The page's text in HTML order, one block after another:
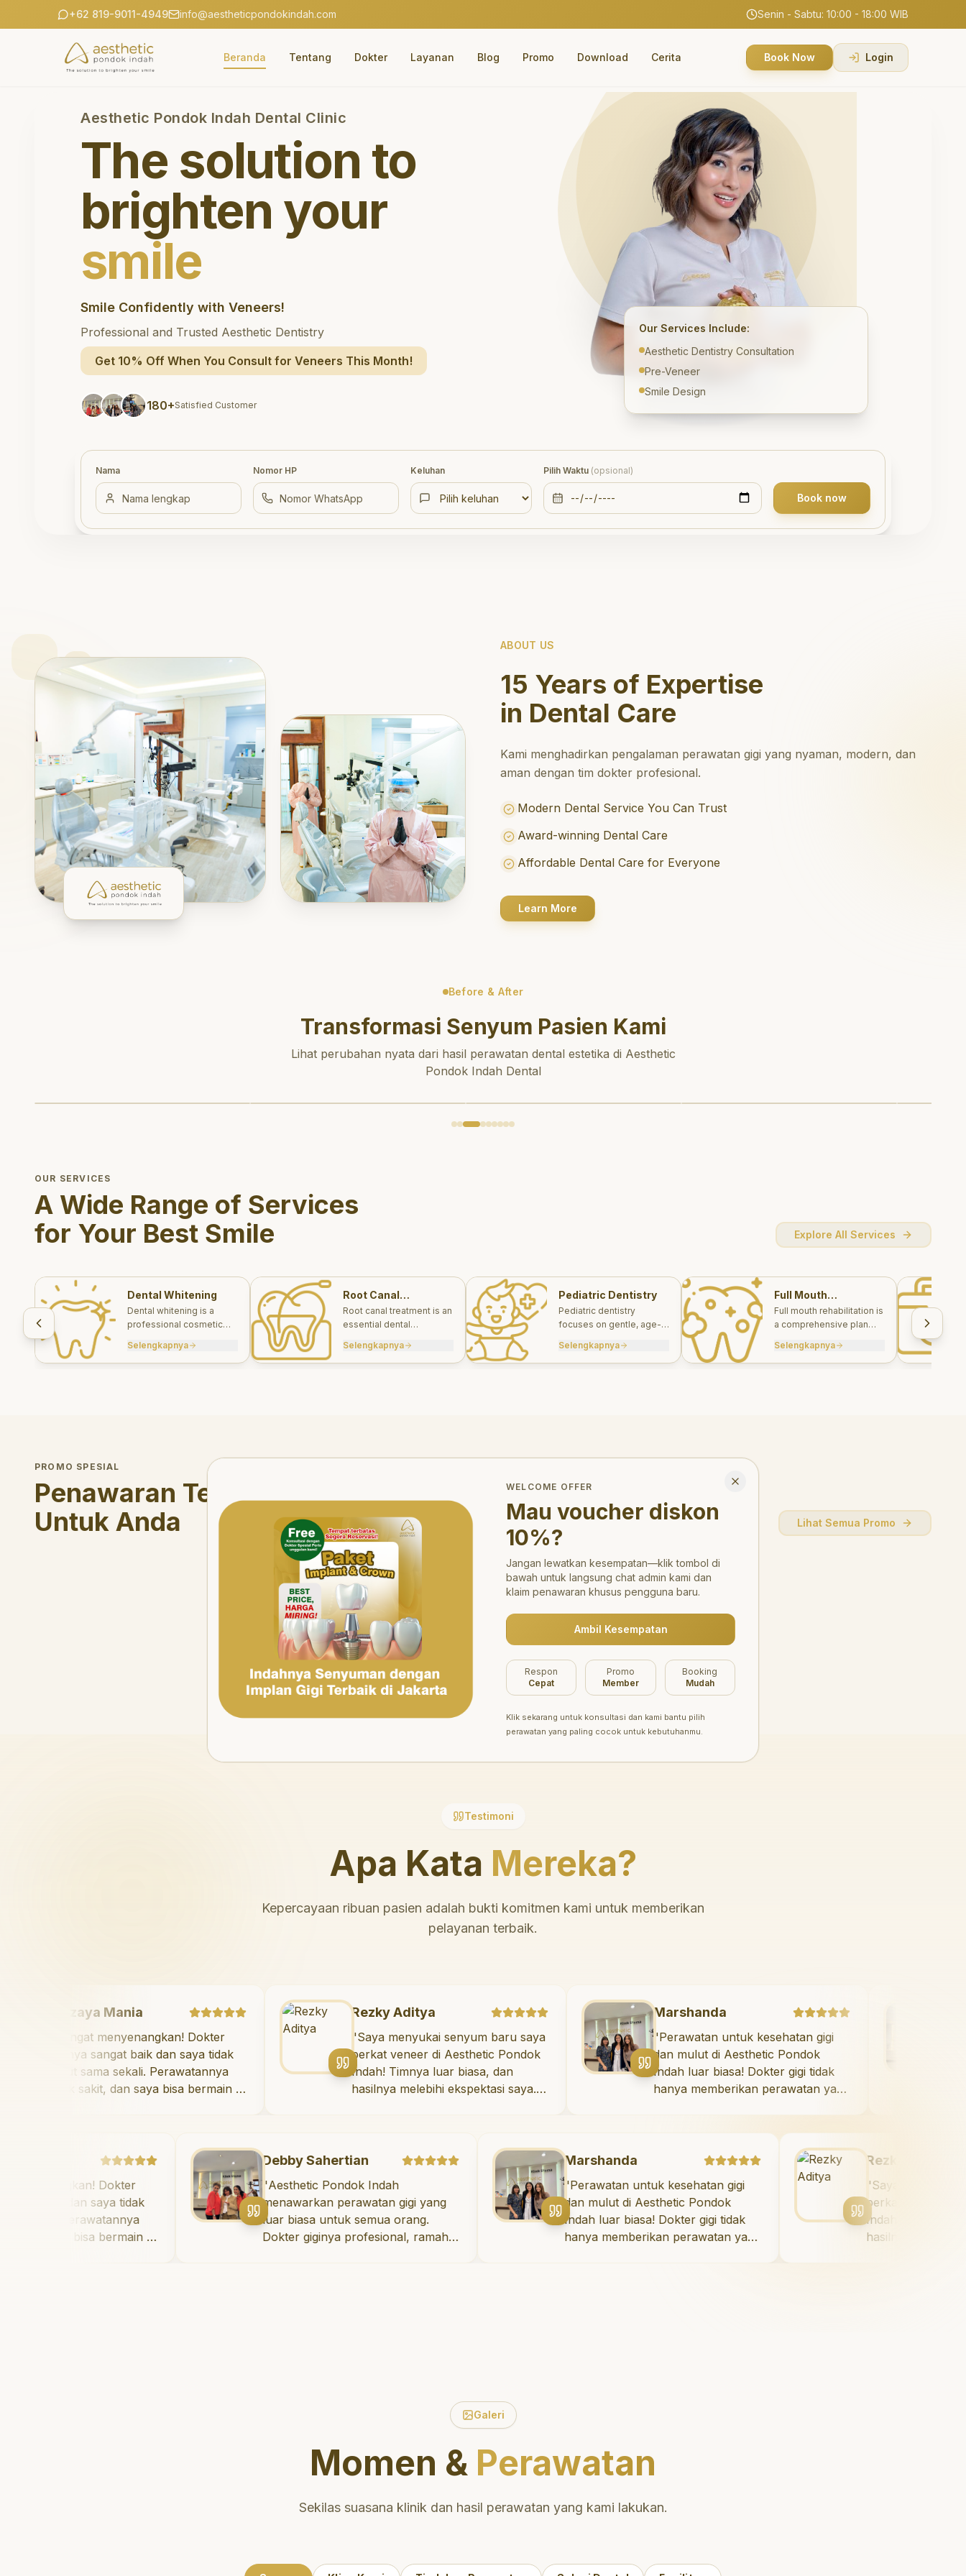
+62 819-9011-4949 info@aestheticpondokindah.com Senin - Sabtu: 10:00 - 18:00 WIB
Beranda Tentang Dokter Layanan Blog Promo Download Cerita Book Now Login
Aesthetic Pondok Indah Dental Clinic
The solution to
brighten your
smile
Smile Confidently with Veneers!
Professional and Trusted Aesthetic Dentistry
Get 10% Off When You Consult for Veneers This Month!
180+Satisfied Customer
Our Services Include:
Aesthetic Dentistry Consultation
Pre-Veneer
Smile Design
Nama Nomor HP Keluhan Pilih Waktu (opsional)
Book now
ABOUT US
15 Years of Expertise
in Dental Care
Kami menghadirkan pengalaman perawatan gigi yang nyaman, modern, dan
aman dengan tim dokter profesional.
Modern Dental Service You Can Trust
Award-winning Dental Care
Affordable Dental Care for Everyone
Learn More
Before & After
Transformasi Senyum Pasien Kami
Lihat perubahan nyata dari hasil perawatan dental estetika di Aesthetic
Pondok Indah Dental
OUR SERVICES
A Wide Range of Services
for Your Best Smile
Explore All Services
Dental Whitening
Dental whitening is a
professional cosmetic
brighten your smile safely
and effectively.
Selengkapnya
Root Canal
Treatments
Root canal treatment is an
essential dental
save a tooth that has
been severely damaged
Selengkapnya
Pediatric Dentistry
Pediatric dentistry
focuses on gentle, age-
for infants, children, and
teens.
Selengkapnya
Full Mouth
Rehabilitations
Full mouth rehabilitation is
a comprehensive plan
aesthetic treatments to
rebuild function, comfort,
Selengkapnya
PROMO SPESIAL
Penawaran Terbatas
Untuk Anda
Lihat Semua Promo
Belum ada promo tersedia saat ini.
Testimoni
Apa Kata Mereka?
Kepercayaan ribuan pasien adalah bukti komitmen kami untuk memberikan
pelayanan terbaik.
Mazaya Mania
"Sangat menyenangkan! Dokter
giginya sangat baik dan saya tidak
takut sama sekali. Perawatannya
tidak sakit, dan saya bisa bermain di
Rezky Aditya
"Saya menyukai senyum baru saya
berkat veneer di Aesthetic Pondok
Indah! Timnya luar biasa, dan
hasilnya melebihi ekspektasi saya.
Marshanda
"Perawatan untuk kesehatan gigi
dan mulut di Aesthetic Pondok
Indah luar biasa! Dokter gigi tidak
hanya memberikan perawatan yang
mengedukasi saya mengenai teknik
perawatan dan pembersihan gigi
yang tepat. Sangat
direkomendasikan!
Dokter
dan saya tidak
Perawatannya
bisa bermain di
Debby Sahertian
"Aesthetic Pondok Indah
menawarkan perawatan gigi yang
luar biasa untuk semua orang.
Dokter giginya profesional, ramah,
Marshanda
"Perawatan untuk kesehatan gigi
dan mulut di Aesthetic Pondok
Indah luar biasa! Dokter gigi tidak
hanya memberikan perawatan yang
Rezky Aditya
"Saya menyukai senyum
berkat veneer di Aesthetic
Indah! Timnya luar biasa,
hasilnya melebihi
Galeri
Momen & Perawatan
Sekilas suasana klinik dan hasil perawatan yang kami lakukan.
Welcome Offer
WELCOME OFFER
Mau voucher diskon
10%?
Jangan lewatkan kesempatan—klik tombol di
bawah untuk langsung chat admin kami dan
klaim penawaran khusus pengguna baru.
Ambil Kesempatan
Respon
Cepat
Promo
Member
Booking
Mudah
Klik sekarang untuk konsultasi dan kami bantu pilih
perawatan yang paling cocok untuk kebutuhanmu.
Close